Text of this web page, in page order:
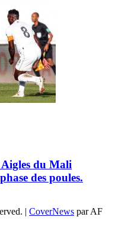
du Mali
des poules.
| CoverNews par AF